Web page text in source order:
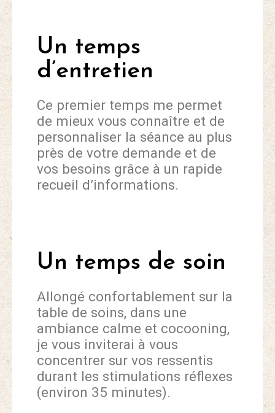
Un temps
d’entretien
Ce premier temps me permet
de mieux vous connaître et de
personnaliser la séance au plus
près de votre demande et de
vos besoins grâce à un rapide
recueil d’informations.
Un temps de soin
Allongé confortablement sur la
table de soins, dans une
ambiance calme et cocooning,
je vous inviterai à vous
concentrer sur vos ressentis
durant les stimulations réflexes
(environ 35 minutes).